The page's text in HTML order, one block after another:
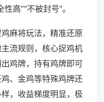
高”“不被封号”。
麻将玩法，精准还原
流规则，核心捉鸡机
鸡牌，持有鸡牌即可
、金鸡等特殊鸡牌还
，收益梯度明显，极